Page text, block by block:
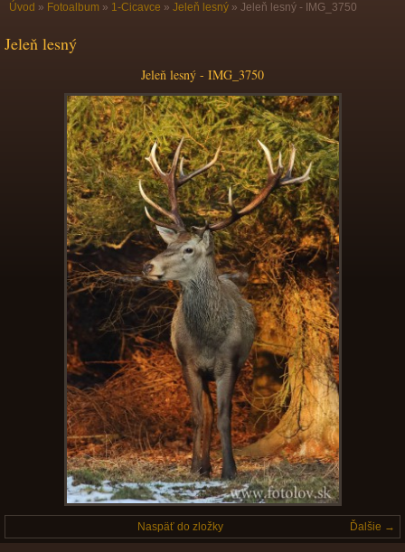
Úvod » Fotoalbum » 1-Cicavce » Jeleň lesný » Jeleň lesný - IMG_3750
Jeleň lesný
Jeleň lesný - IMG_3750
Ďalšie →
Naspäť do zložky